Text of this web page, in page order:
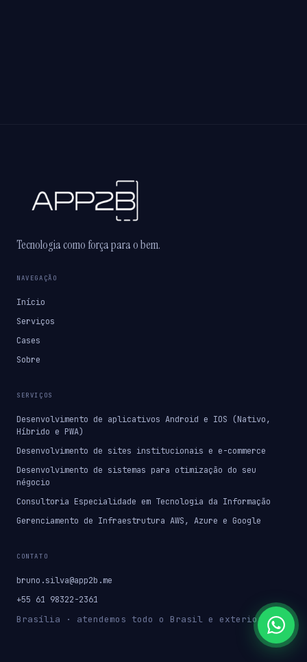
Tecnologia como força para o bem.
NAVEGAÇÃO
Início
Serviços
Cases
Sobre
SERVIÇOS
Desenvolvimento de aplicativos Android e IOS (Nativo,
Híbrido e PWA)
Desenvolvimento de sites institucionais e e-commerce
Desenvolvimento de sistemas para otimização do seu
négocio
Consultoria Especialidade em Tecnologia da Informação
Gerenciamento de Infraestrutura AWS, Azure e Google
CONTATO
bruno.silva@app2b.me
+55 61 98322-2361
Brasília · atendemos todo o Brasil e exterior